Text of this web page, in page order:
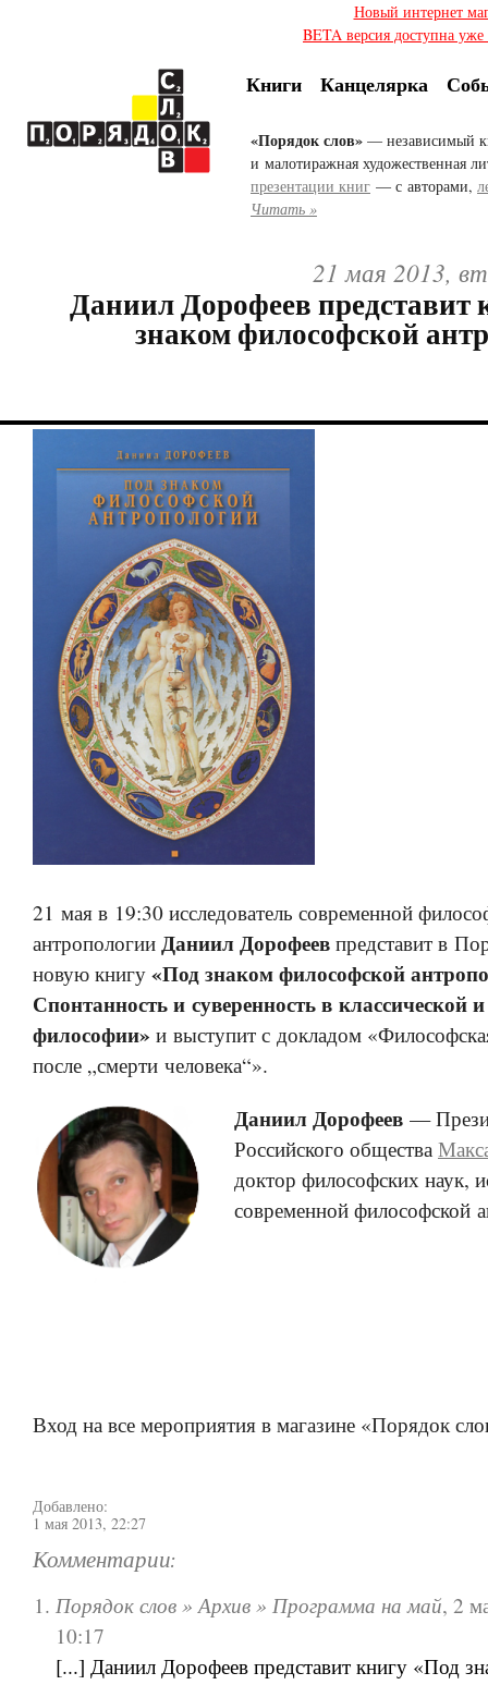
Новый интернет
BETA версия доступна
Книги Канцелярка
«Порядок слов» — независимый
и малотиражная художественная
презентации книг — с авторами,
Читать »
21 мая 2013,
Даниил Дорофеев представит
знаком философской
21 мая в 19:30 исследователь современной
антропологии Даниил Дорофеев представит в
новую книгу «Под знаком философской
Спонтанность и суверенность в классической
философии» и выступит с докладом
после „смерти человека“».
Даниил Дорофеев —
Российского общества
доктор философских наук,
современной философской
Вход на все мероприятия в магазине «Порядок
Добавлено:
1 мая 2013, 22:27
Комментарии:
Порядок слов » Архив » Программа на май,2
10:17
[...] Даниил Дорофеев представит книгу «Под